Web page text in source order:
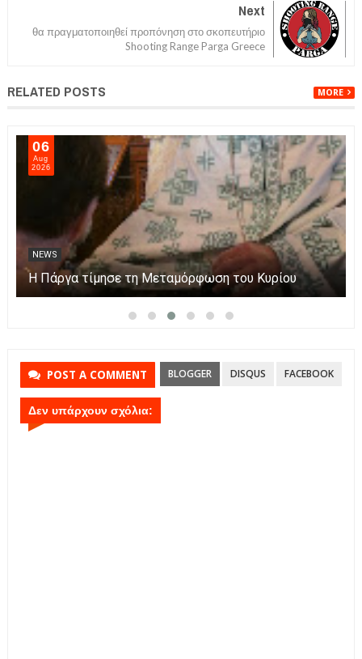
Next
θα πραγματοποιηθεί προπόνηση στο σκοπευτήριο
Shooting Range Parga Greece
RELATED POSTS MORE
06
Aug
2026
NEWS
Η Πάργα τίμησε τη Μεταμόρφωση του Κυρίου
POST A COMMENT BLOGGER DISQUS FACEBOOK
Δεν υπάρχουν σχόλια: